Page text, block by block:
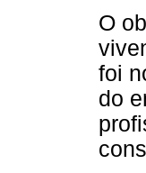
O
foi
do